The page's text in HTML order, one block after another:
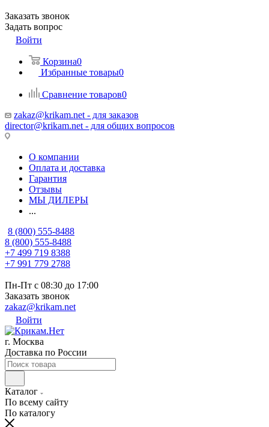
Заказать звонок
Задать вопрос
Войти
Корзина0
Избранные товары0
Сравнение товаров0
zakaz@krikam.net - для заказов
director@krikam.net - для общих вопросов
О компании
Оплата и доставка
Гарантия
Отзывы
МЫ ДИЛЕРЫ
...
8 (800) 555-8488
8 (800) 555-8488
+7 499 719 8388
+7 991 779 2788
Пн-Пт с 08:30 до 17:00
Заказать звонок
zakaz@krikam.net
Войти
г. Москва
Доставка по России
Каталог
По всему сайту
По каталогу